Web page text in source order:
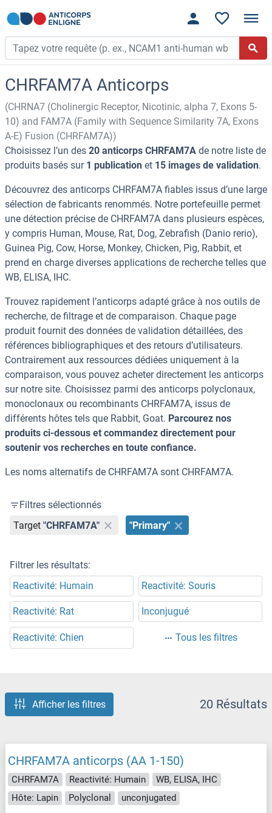
CHRFAM7A Anticorps
(CHRNA7 (Cholinergic Receptor, Nicotinic, alpha 7, Exons 5-
10) and FAM7A (Family with Sequence Similarity 7A, Exons
A-E) Fusion (CHRFAM7A))
Choisissez l’un des 20 anticorps CHRFAM7A de notre liste de
produits basés sur 1 publication et 15 images de validation.
Découvrez des anticorps CHRFAM7A fiables issus d’une large
sélection de fabricants renommés. Notre portefeuille permet
une détection précise de CHRFAM7A dans plusieurs espèces,
y compris Human, Mouse, Rat, Dog, Zebrafish (Danio rerio),
Guinea Pig, Cow, Horse, Monkey, Chicken, Pig, Rabbit, et
prend en charge diverses applications de recherche telles que
WB, ELISA, IHC.
Trouvez rapidement l’anticorps adapté grâce à nos outils de
recherche, de filtrage et de comparaison. Chaque page
produit fournit des données de validation détaillées, des
références bibliographiques et des retours d’utilisateurs.
Contrairement aux ressources dédiées uniquement à la
comparaison, vous pouvez acheter directement les anticorps
sur notre site. Choisissez parmi des anticorps polyclonaux,
monoclonaux ou recombinants CHRFAM7A, issus de
différents hôtes tels que Rabbit, Goat. Parcourez nos
produits ci-dessous et commandez directement pour
soutenir vos recherches en toute confiance.
Les noms alternatifs de CHRFAM7A sont CHRFAM7A.
Filtres sélectionnés
Target "CHRFAM7A" "Primary"
Filtrer les résultats:
Reactivité: Humain
Reactivité: Souris
Reactivité: Rat Inconjugué
Reactivité: Chien Tous les filtres
Afficher les filtres 20 Résultats
CHRFAM7A anticorps (AA 1-150)
CHRFAM7A Reactivité: Humain
WB, ELISA, IHC
Hôte: Lapin
Polyclonal unconjugated